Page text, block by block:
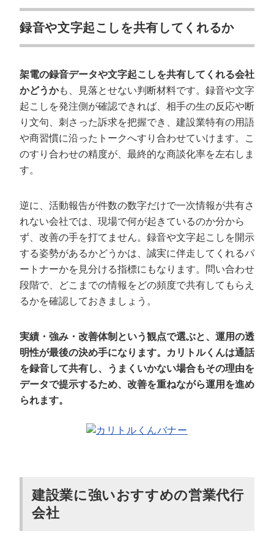
録音や文字起こしを共有してくれるか
架電の録音データや文字起こしを共有してくれる会社
かどうかも、見落とせない判断材料です。録音や文字
起こしを発注側が確認できれば、相手の生の反応や断
り文句、刺さった訴求を把握でき、建設業特有の用語
や商習慣に沿ったトークへすり合わせていけます。こ
のすり合わせの精度が、最終的な商談化率を左右しま
す。
逆に、活動報告が件数の数字だけで一次情報が共有さ
れない会社では、現場で何が起きているのか分から
ず、改善の手を打てません。録音や文字起こしを開示
する姿勢があるかどうかは、誠実に伴走してくれるパ
ートナーかを見分ける指標にもなります。問い合わせ
段階で、どこまでの情報をどの頻度で共有してもらえ
るかを確認しておきましょう。
実績・強み・改善体制という観点で選ぶと、運用の透
明性が最後の決め手になります。カリトルくんは通話
を録音して共有し、うまくいかない場合もその理由を
データで提示するため、改善を重ねながら運用を進め
られます。
建設業に強いおすすめの営業代行
会社